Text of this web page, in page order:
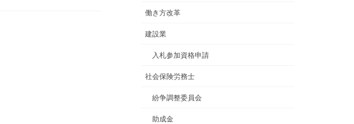
働き方改革
建設業
入札参加資格申請
社会保険労務士
紛争調整委員会
助成金